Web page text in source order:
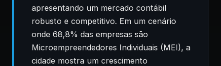
apresentando um mercado contábil
robusto e competitivo. Em um cenário
onde 68,8% das empresas são
Microempreendedores Individuais (MEI), a
cidade mostra um crescimento